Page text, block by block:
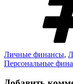
Личные финансы,
Персональные